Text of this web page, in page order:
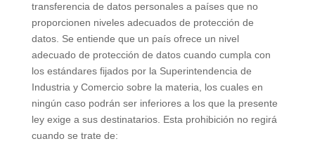
transferencia de datos personales a países que no
proporcionen niveles adecuados de protección de
datos. Se entiende que un país ofrece un nivel
adecuado de protección de datos cuando cumpla con
los estándares fijados por la Superintendencia de
Industria y Comercio sobre la materia, los cuales en
ningún caso podrán ser inferiores a los que la presente
ley exige a sus destinatarios. Esta prohibición no regirá
cuando se trate de: